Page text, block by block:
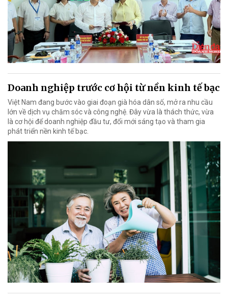
Doanh nghiệp trước cơ hội từ nền kinh tế bạc
Việt Nam đang bước vào giai đoạn già hóa dân số, mở ra nhu cầu
lớn về dịch vụ chăm sóc và công nghệ. Đây vừa là thách thức, vừa
là cơ hội để doanh nghiệp đầu tư, đổi mới sáng tạo và tham gia
phát triển nền kinh tế bạc.